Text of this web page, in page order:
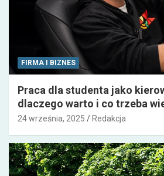
FIRMA I BIZNES
Praca dla studenta jako
dlaczego warto i co trzeba
24 września, 2025 Redakcja